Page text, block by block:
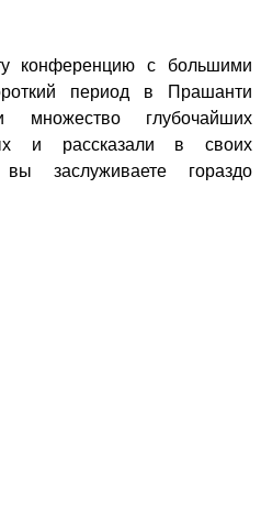
с большими
период в Прашанти
глубочайших
и рассказали в своих
заслуживаете гораздо